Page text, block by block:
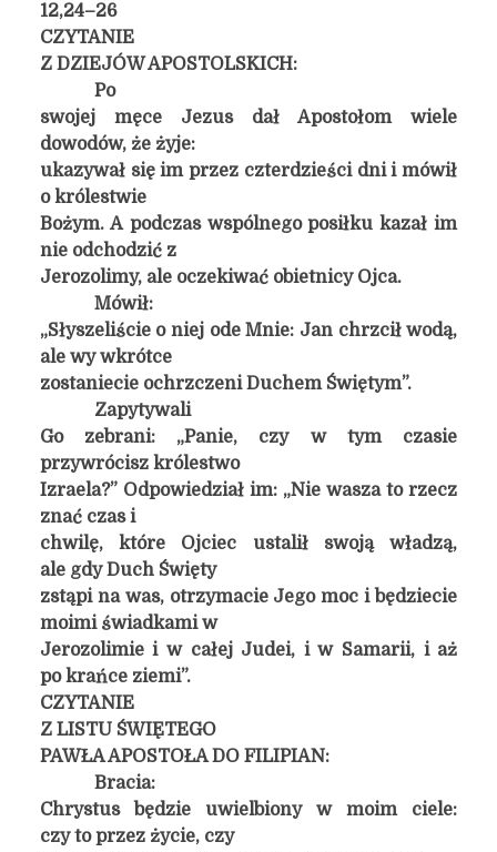
12,24–26
CZYTANIE
Z DZIEJÓW APOSTOLSKICH:
Po
swojej męce Jezus dał Apostołom wiele
dowodów, że żyje:
ukazywał się im przez czterdzieści dni i mówił
o królestwie
Bożym. A podczas wspólnego posiłku kazał im
nie odchodzić z
Jerozolimy, ale oczekiwać obietnicy Ojca.
Mówił:
„Słyszeliście o niej ode Mnie: Jan chrzcił wodą,
ale wy wkrótce
zostaniecie ochrzczeni Duchem Świętym”.
Zapytywali
Go zebrani: „Panie, czy w tym czasie
przywrócisz królestwo
Izraela?” Odpowiedział im: „Nie wasza to rzecz
znać czas i
chwilę, które Ojciec ustalił swoją władzą,
ale gdy Duch Święty
zstąpi na was, otrzymacie Jego moc i będziecie
moimi świadkami w
Jerozolimie i w całej Judei, i w Samarii, i aż
po krańce ziemi”.
CZYTANIE
Z LISTU ŚWIĘTEGO
PAWŁA APOSTOŁA DO FILIPIAN:
Bracia:
Chrystus będzie uwielbiony w moim ciele:
czy to przez życie, czy